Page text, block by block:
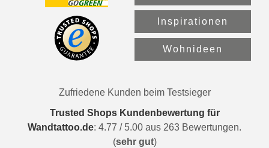
Inspirationen
Wohnideen
Zufriedene Kunden beim Testsieger
Trusted Shops Kundenbewertung für
Wandtattoo.de: 4.77 / 5.00 aus 263 Bewertungen.
(sehr gut)